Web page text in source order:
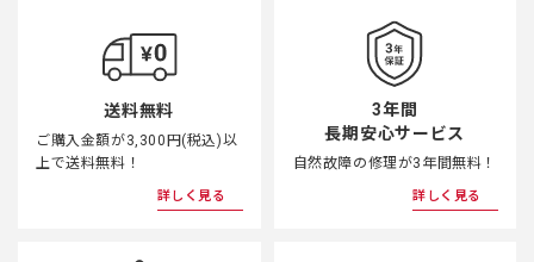
送料無料
ご購入金額が3,300円(税込)以
上で送料無料！
詳しく見る
3年間
長期安心サービス
自然故障の修理が3年間無料！
詳しく見る